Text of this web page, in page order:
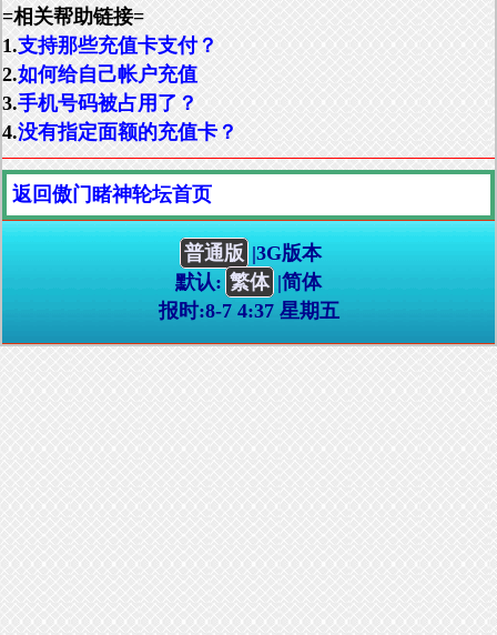
=相关帮助链接=
1.支持那些充值卡支付？
2.如何给自己帐户充值
3.手机号码被占用了？
4.没有指定面额的充值卡？
返回傲门睹神轮坛首页
普通版 |3G版本
默认: 繁体 |简体
报时:8-7 4:37 星期五